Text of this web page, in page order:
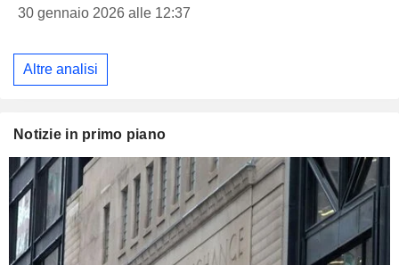
30 gennaio 2026 alle 12:37
Altre analisi
Notizie in primo piano